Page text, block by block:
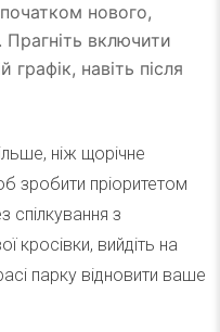
нового,
включити
графік, навіть після
ніж щорічне
зробити пріоритетом
спілкування з
кросівки, вийдіть на
парку відновити ваше